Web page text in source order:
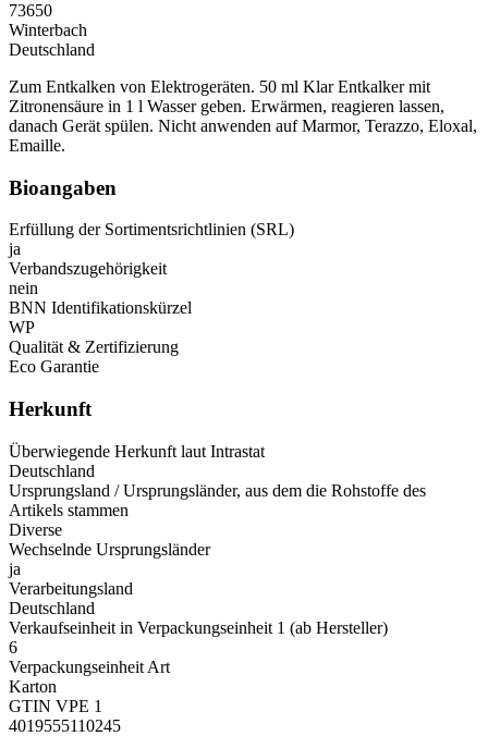
73650
Winterbach
Deutschland
Zum Entkalken von Elektrogeräten. 50 ml Klar Entkalker mit
Zitronensäure in 1 l Wasser geben. Erwärmen, reagieren lassen,
danach Gerät spülen. Nicht anwenden auf Marmor, Terazzo, Eloxal,
Emaille.
Bioangaben
Erfüllung der Sortimentsrichtlinien (SRL)
ja
Verbandszugehörigkeit
nein
BNN Identifikationskürzel
WP
Qualität & Zertifizierung
Eco Garantie
Herkunft
Überwiegende Herkunft laut Intrastat
Deutschland
Ursprungsland / Ursprungsländer, aus dem die Rohstoffe des
Artikels stammen
Diverse
Wechselnde Ursprungsländer
ja
Verarbeitungsland
Deutschland
Verkaufseinheit in Verpackungseinheit 1 (ab Hersteller)
6
Verpackungseinheit Art
Karton
GTIN VPE 1
4019555110245